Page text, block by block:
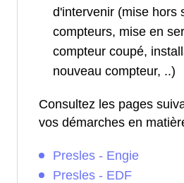
d'intervenir (mise hors
compteurs, mise en
compteur coupé,
nouveau compteur, ..)
Consultez les pages
vos démarches en
Presles - Engie
Presles - EDF